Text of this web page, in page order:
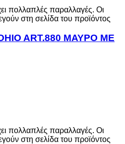
πολλαπλές παραλλαγές. Οι
στη σελίδα του προϊόντος
ART.880 ΜΑΥΡΟ ΜΕ
πολλαπλές παραλλαγές. Οι
στη σελίδα του προϊόντος